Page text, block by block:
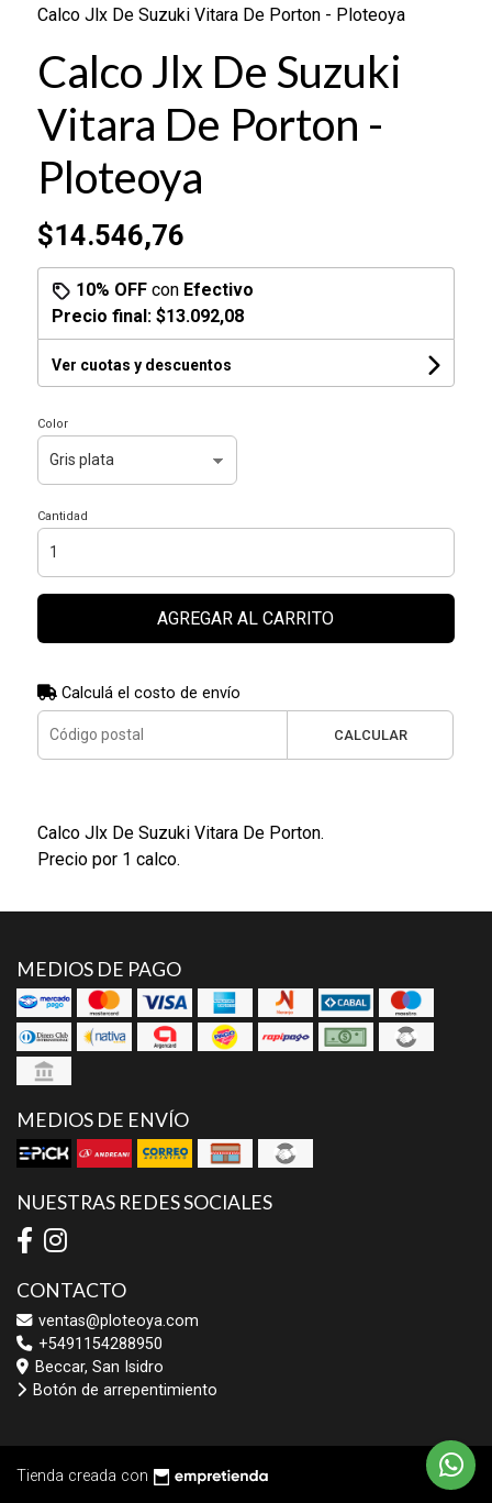
Calco Jlx De Suzuki Vitara De Porton - Ploteoya
Calco Jlx De Suzuki
Vitara De Porton -
Ploteoya
$14.546,76
10% OFFcon Efectivo
Precio final: $13.092,08
Ver cuotas y descuentos
Color
Cantidad
AGREGAR AL CARRITO
Calculá el costo de envío
CALCULAR
Calco Jlx De Suzuki Vitara De Porton.
Precio por 1 calco.
MEDIOS DE PAGO
MEDIOS DE ENVÍO
NUESTRAS REDES SOCIALES
CONTACTO
ventas@ploteoya.com
+5491154288950
Beccar, San Isidro
Botón de arrepentimiento
Tienda creada con